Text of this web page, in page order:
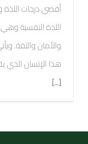
أقصي درجات اللذة
اللذة النفسية
والأمان والثقة.
هذا الإنسان الذي
[...]